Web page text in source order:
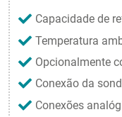
Capacidade de
Temperatura
Opcionalmente
Conexão da
Conexões